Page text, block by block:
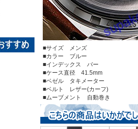
■サイズ メンズ
■カラー ブルー
■インデックス バー
■ケース直径 41.5mm
■ベゼル タキメーター
■ベルト レザー(カーフ)
■ムーブメント 自動巻き